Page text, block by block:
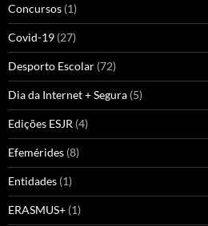
Concursos (1)
Covid-19 (27)
Desporto Escolar (72)
Dia da Internet + Segura (5)
Edições ESJR (4)
Efemérides (8)
Entidades (1)
ERASMUS+ (1)